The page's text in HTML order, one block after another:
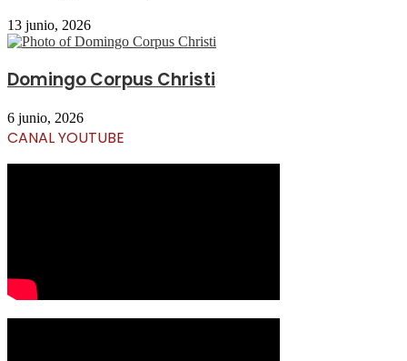
13 junio, 2026
Domingo Corpus Christi
6 junio, 2026
CANAL YOUTUBE